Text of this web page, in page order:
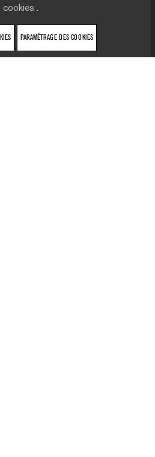
cookies .
PARAMÉTRAGE DES COOKIES